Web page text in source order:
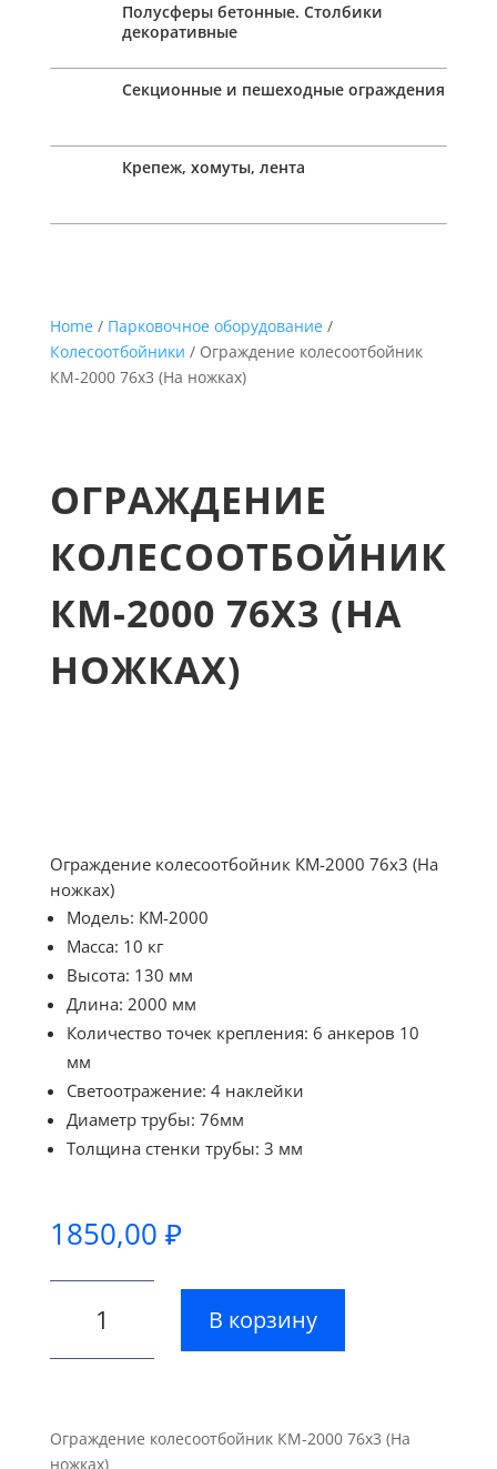
Полусферы бетонные. Столбики
декоративные
Секционные и пешеходные ограждения
Крепеж, хомуты, лента
Home/ Парковочное оборудование/
Колесоотбойники / Ограждение колесоотбойник
КМ-2000 76х3 (На ножках)
ОГРАЖДЕНИЕ
КОЛЕСООТБОЙНИК
КМ-2000 76Х3 (НА
НОЖКАХ)
Ограждение колесоотбойник КМ-2000 76х3 (На
ножках)
Модель: КМ-2000
Масса: 10 кг
Высота: 130 мм
Длина: 2000 мм
Количество точек крепления: 6 анкеров 10
мм
Светоотражение: 4 наклейки
Диаметр трубы: 76мм
Толщина стенки трубы: 3 мм
1850,00 ₽
товара
(На
В корзину
Ограждение колесоотбойник КМ-2000 76х3 (На
ножках)